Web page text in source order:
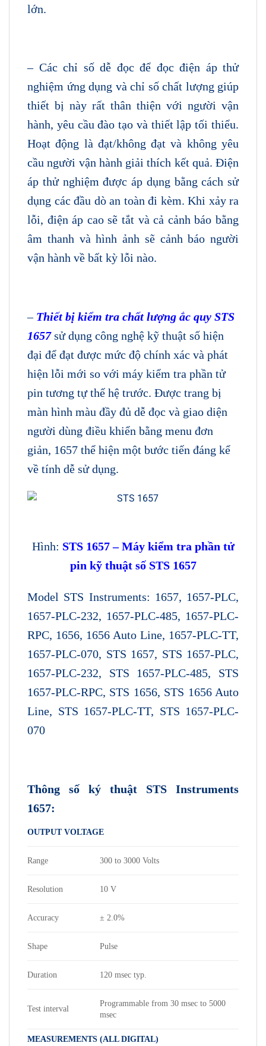
lớn.
– Các chỉ số dễ đọc để đọc điện áp thử
nghiệm ứng dụng và chỉ số chất lượng giúp
thiết bị này rất thân thiện với người vận
hành, yêu cầu đào tạo và thiết lập tối thiểu.
Hoạt động là đạt/không đạt và không yêu
cầu người vận hành giải thích kết quả. Điện
áp thử nghiệm được áp dụng bằng cách sử
dụng các đầu dò an toàn đi kèm. Khi xảy ra
lỗi, điện áp cao sẽ tắt và cả cảnh báo bằng
âm thanh và hình ảnh sẽ cảnh báo người
vận hành về bất kỳ lỗi nào.
– Thiết bị kiểm tra chất lượng ắc quy STS
1657sử dụng công nghệ kỹ thuật số hiện
đại để đạt được mức độ chính xác và phát
hiện lỗi mới so với máy kiểm tra phần tử
pin tương tự thế hệ trước. Được trang bị
màn hình màu đầy đủ dễ đọc và giao diện
người dùng điều khiển bằng menu đơn
giản, 1657 thể hiện một bước tiến đáng kể
về tính dễ sử dụng.
Hình: STS 1657 –Máy kiểm tra phần tử
pin kỹ thuật sốSTS 1657
Model STS Instruments: 1657, 1657-PLC,
1657-PLC-232, 1657-PLC-485, 1657-PLC-
RPC, 1656, 1656 Auto Line, 1657-PLC-TT,
1657-PLC-070, STS 1657, STS 1657-PLC,
1657-PLC-232, STS 1657-PLC-485, STS
1657-PLC-RPC, STS 1656, STS 1656 Auto
Line, STS 1657-PLC-TT, STS 1657-PLC-
070
Thông số ký thuật STS Instruments
1657:
OUTPUT VOLTAGE
Range 300 to 3000 Volts
Resolution 10 V
Accuracy ± 2.0%
Shape Pulse
Duration 120 msec typ.
Test interval
Programmable from 30 msec to 5000
msec
MEASUREMENTS (ALL DIGITAL)